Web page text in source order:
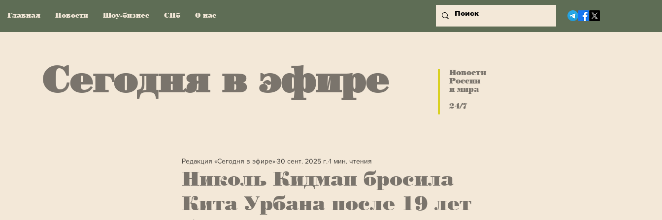
Главная Новости Шоу-бизнес СПб О нас
Сегодня в эфире
Новости
России
и мира
24/7
Николь Кидман бросила
Кита Урбана после 19 лет
Редакция «Сегодня в эфире»30 сент. 2025 г. 1 мин. чтения